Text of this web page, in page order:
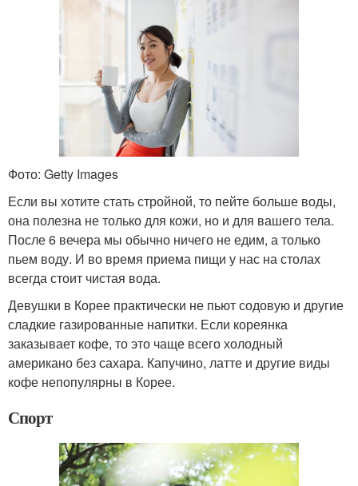
Фото: Getty Images
Если вы хотите стать стройной, то пейте больше воды,
она полезна не только для кожи, но и для вашего тела.
После 6 вечера мы обычно ничего не едим, а только
пьем воду. И во время приема пищи у нас на столах
всегда стоит чистая вода.
Девушки в Корее практически не пьют содовую и другие
сладкие газированные напитки. Если кореянка
заказывает кофе, то это чаще всего холодный
американо без сахара. Капучино, латте и другие виды
кофе непопулярны в Корее.
Спорт